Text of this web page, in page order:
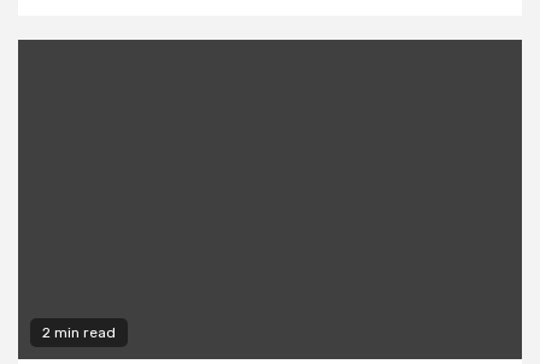
2 min read